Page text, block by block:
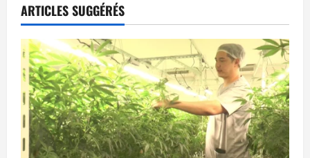
a
t
i
o
n
ARTICLES SUGGÉRÉS